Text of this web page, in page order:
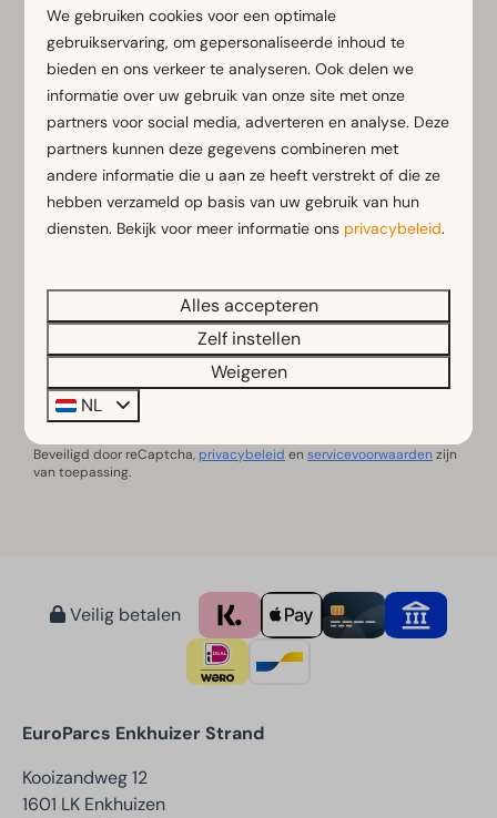
Voornaam
Achternaam
E-mailadres
Telefoonnummer
Ja, ik wil me aanmelden voor de nieuwsbrief
Beveiligd door reCaptcha, privacybeleid enservicevoorwaarden zijn
van toepassing.
Veilig betalen
EuroParcs Enkhuizer Strand
Kooizandweg 12
1601 LK Enkhuizen
We gebruiken cookies voor een optimale
gebruikservaring, om gepersonaliseerde inhoud te
bieden en ons verkeer te analyseren. Ook delen we
informatie over uw gebruik van onze site met onze
partners voor social media, adverteren en analyse. Deze
partners kunnen deze gegevens combineren met
andere informatie die u aan ze heeft verstrekt of die ze
hebben verzameld op basis van uw gebruik van hun
diensten. Bekijk voor meer informatie ons privacybeleid.
Alles accepteren
Zelf instellen
Weigeren
NL